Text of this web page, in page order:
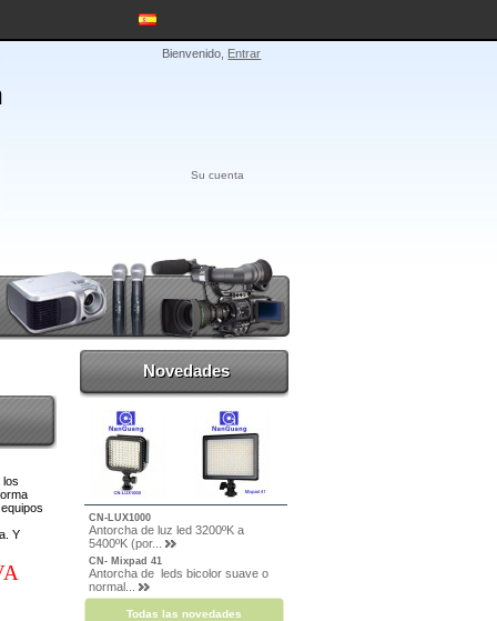
Bienvenido, Entrar
Su cuenta
los
Y
Novedades
CN-LUX1000
Antorcha de luz led 3200ºK a
5400ºK (por...
CN- Mixpad 41
Antorcha de leds bicolor suave o
normal...
Todas las novedades